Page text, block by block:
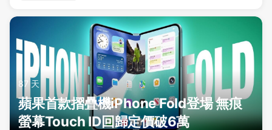
87 天
蘋果首款摺疊機iPhone Fold登場 無痕
螢幕Touch ID回歸定價破6萬